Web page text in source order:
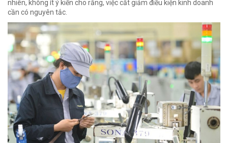
nhiên, không ít ý kiến cho rằng, việc cắt giảm điều kiện kinh doanh
cần có nguyên tắc.